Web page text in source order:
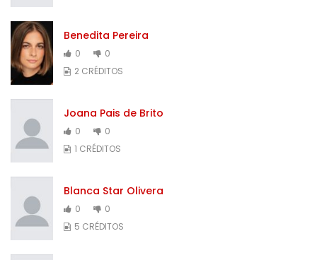
Benedita Pereira
0
0
2 CRÉDITOS
Joana Pais de Brito
0
0
1 CRÉDITOS
Blanca Star Olivera
0
0
5 CRÉDITOS